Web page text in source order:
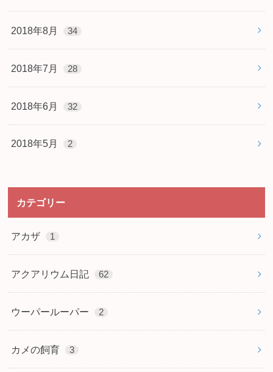
2018年8月 34
2018年7月 28
2018年6月 32
2018年5月 2
カテゴリー
アカザ 1
アクアリウム日記 62
ウーパールーパー 2
カメの飼育 3